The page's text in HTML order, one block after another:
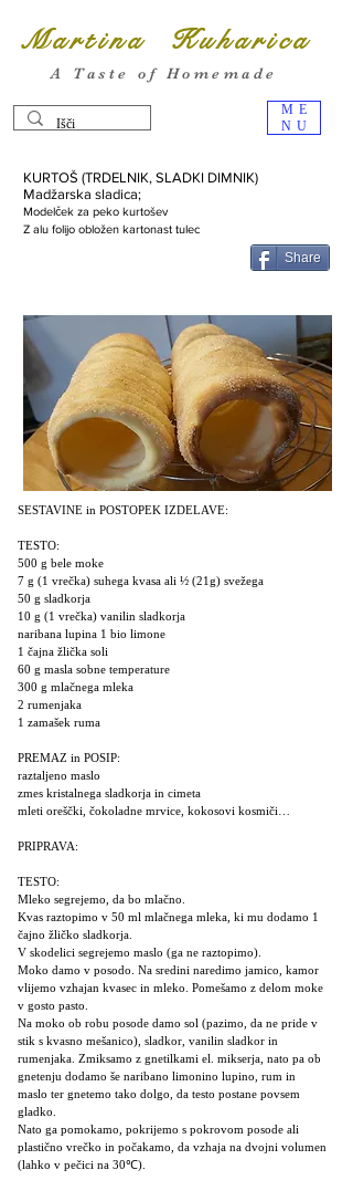
ME
NU
Martina Kuharica
A Taste of Homemade
KURTOŠ (TRDELNIK, SLADKI DIMNIK)
Madžarska sladica;
Modelček za peko kurtošev
Z alu folijo obložen kartonast tulec
Share
SESTAVINE in POSTOPEK IZDELAVE:
TESTO:
500 g bele moke
7 g (1 vrečka) suhega kvasa ali ½ (21g) svežega
50 g sladkorja
10 g (1 vrečka) vanilin sladkorja
naribana lupina 1 bio limone
1 čajna žlička soli
60 g masla sobne temperature
300 g mlačnega mleka
2 rumenjaka
1 zamašek ruma
PREMAZ in POSIP:
raztaljeno maslo
zmes kristalnega sladkorja in cimeta
mleti oreščki, čokoladne mrvice, kokosovi kosmiči…
PRIPRAVA:
TESTO:
Mleko segrejemo, da bo mlačno.
Kvas raztopimo v 50 ml mlačnega mleka, ki mu dodamo 1
čajno žličko sladkorja.
V skodelici segrejemo maslo (ga ne raztopimo).
Moko damo v posodo. Na sredini naredimo jamico, kamor
vlijemo vzhajan kvasec in mleko. Pomešamo z delom moke
v gosto pasto.
Na moko ob robu posode damo sol (pazimo, da ne pride v
stik s kvasno mešanico), sladkor, vanilin sladkor in
rumenjaka. Zmiksamo z gnetilkami el. mikserja, nato pa ob
gnetenju dodamo še naribano limonino lupino, rum in
maslo ter gnetemo tako dolgo, da testo postane povsem
gladko.
Nato ga pomokamo, pokrijemo s pokrovom posode ali
plastično vrečko in počakamo, da vzhaja na dvojni volumen
(lahko v pečici na 30℃).